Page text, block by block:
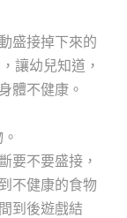
盛接掉下來的
讓幼兒知道，
體不健康。
要不要盛接，
不健康的食物
到後遊戲結